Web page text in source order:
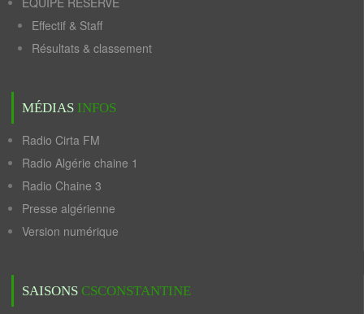
Effectif & Staff
Résultats & classement
MÉDIAS INFOS
Radio Cirta FM
Radio Algérie chaine 1
Radio Chaine 3
Presse algérienne
Version numérique
SAISONS CSCONSTANTINE